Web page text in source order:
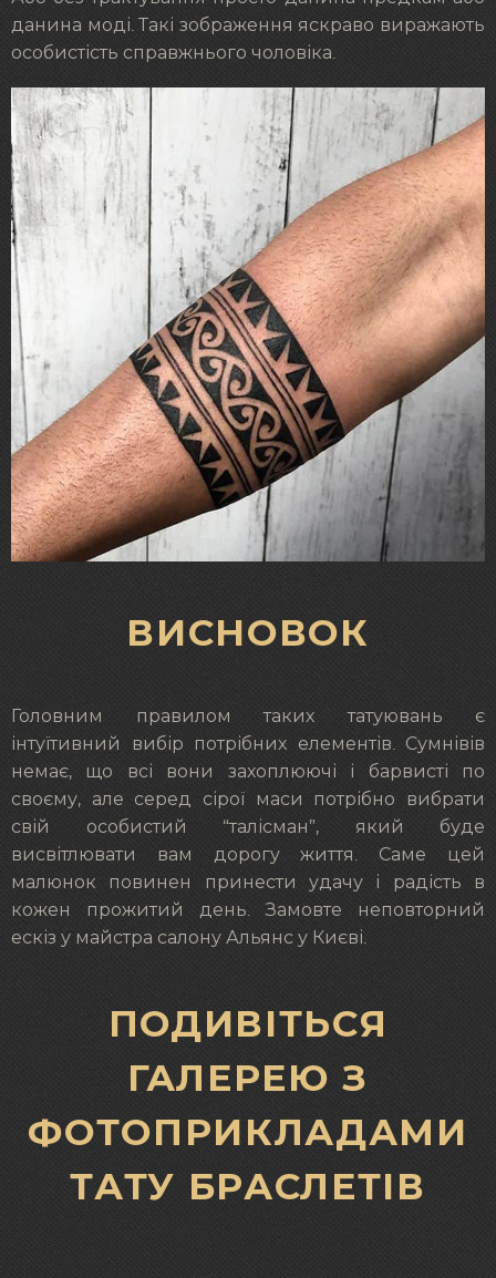
данина моді. Такі зображення яскраво виражають
особистість справжнього чоловіка.
ВИСНОВОК
Головним правилом таких татуювань є
інтуїтивний вибір потрібних елементів. Сумнівів
немає, що всі вони захоплюючі і барвисті по
своєму, але серед сірої маси потрібно вибрати
свій особистий “талісман”, який буде
висвітлювати вам дорогу життя. Саме цей
малюнок повинен принести удачу і радість в
кожен прожитий день. Замовте неповторний
ескіз у майстра салону Альянс у Києві.
ПОДИВІТЬСЯ
ГАЛЕРЕЮ З
ФОТОПРИКЛАДАМИ
ТАТУ БРАСЛЕТІВ